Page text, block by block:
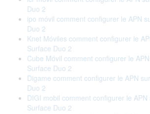
Duo 2
ipo móvil comment configurer le APN
Duo 2
Knet Móviles comment configurer le
Surface Duo 2
Cube Móvil comment configurer le
Surface Duo 2
Digame comment configurer le APN
Duo 2
DIGI mobil comment configurer le
Surface Duo 2